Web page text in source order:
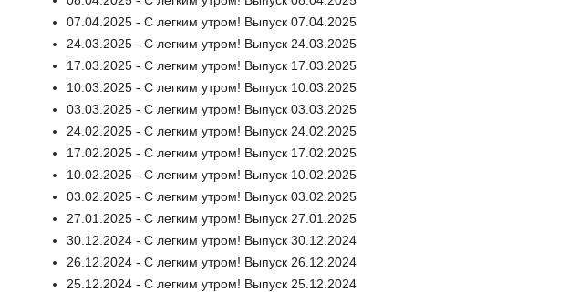
07.04.2025 - С легким утром! Выпуск 07.04.2025
24.03.2025 - С легким утром! Выпуск 24.03.2025
17.03.2025 - С легким утром! Выпуск 17.03.2025
10.03.2025 - С легким утром! Выпуск 10.03.2025
03.03.2025 - С легким утром! Выпуск 03.03.2025
24.02.2025 - С легким утром! Выпуск 24.02.2025
17.02.2025 - С легким утром! Выпуск 17.02.2025
10.02.2025 - С легким утром! Выпуск 10.02.2025
03.02.2025 - С легким утром! Выпуск 03.02.2025
27.01.2025 - С легким утром! Выпуск 27.01.2025
30.12.2024 - С легким утром! Выпуск 30.12.2024
26.12.2024 - С легким утром! Выпуск 26.12.2024
25.12.2024 - С легким утром! Выпуск 25.12.2024